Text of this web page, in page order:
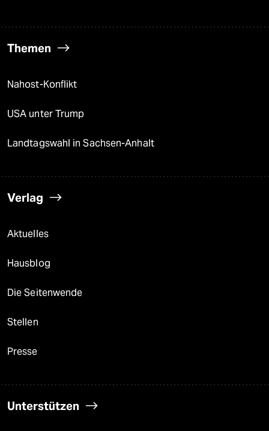
Themen
Nahost-Konflikt
USA unter Trump
Landtagswahl in Sachsen-Anhalt
Verlag
Aktuelles
Hausblog
Die Seitenwende
Stellen
Presse
Unterstützen